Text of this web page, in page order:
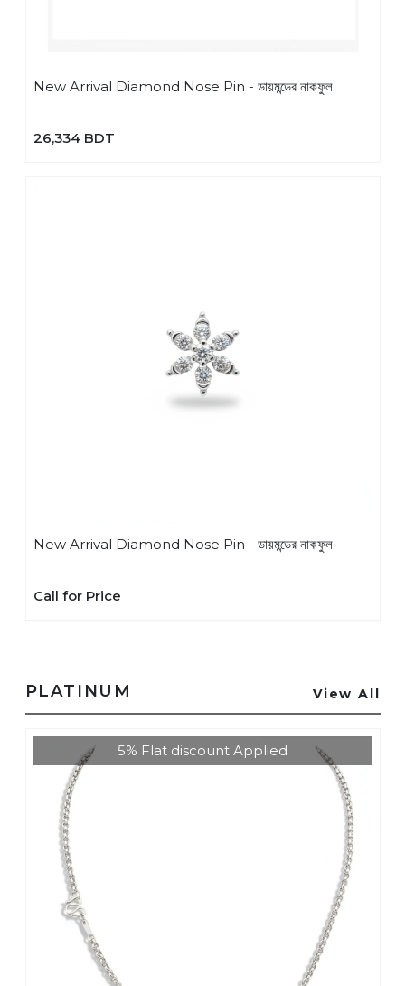
New Arrival Diamond Nose Pin - ডায়মন্ডের নাকফুল
26,334 BDT
New Arrival Diamond Nose Pin - ডায়মন্ডের নাকফুল
Call for Price
PLATINUM View All
5% Flat discount Applied